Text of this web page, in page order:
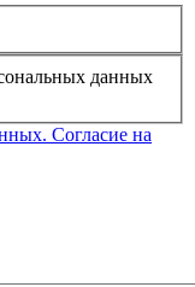
данных
Согласие на